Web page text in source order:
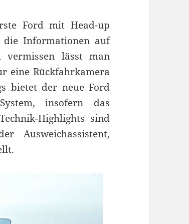
Ford mit Head-up
Informationen auf
vermissen lässt man
eine Rückfahrkamera
bietet der neue Ford
insofern das
Highlights sind
Ausweichassistent,